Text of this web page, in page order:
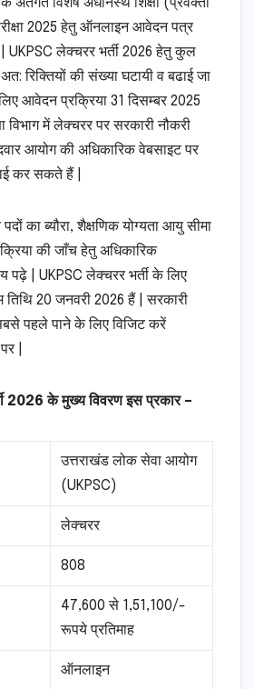
2025 हेतु ऑनलाइन आवेदन पत्र
UKPSC लेक्चरर भर्ती 2026 हेतु कुल
रिक्तियों की संख्या घटायी व बढाई जा
आवेदन प्रक्रिया 31 दिसम्बर 2025
विभाग में लेक्चरर पर सरकारी नौकरी
आयोग की अधिकारिक वेबसाइट पर
कर सकते हैं |
का ब्यौरा, शैक्षणिक योग्यता आयु सीमा
की जाँच हेतु अधिकारिक
पढ़े | UKPSC लेक्चरर भर्ती के लिए
20 जनवरी 2026 हैं | सरकारी
पहले पाने के लिए विजिट करें
|
2026 के मुख्य विवरण इस प्रकार –
उत्तराखंड लोक सेवा आयोग
(UKPSC)
लेक्चरर
808
47,600 से 1,51,100/-
रूपये प्रतिमाह
ऑनलाइन